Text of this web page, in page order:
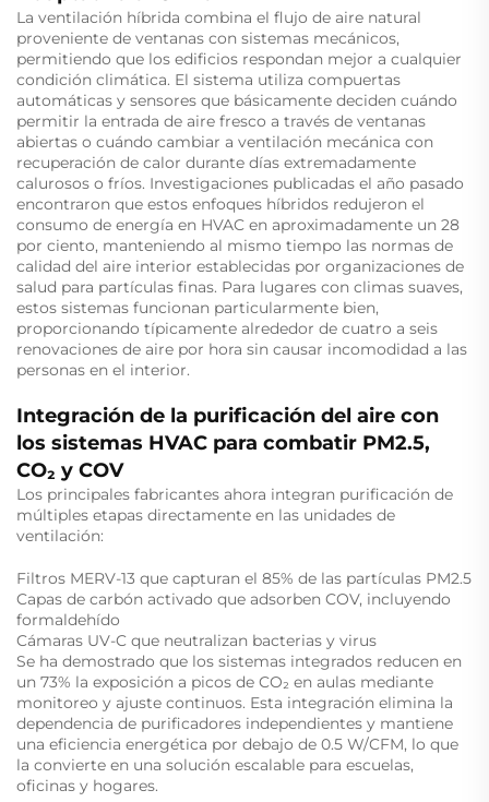
La ventilación híbrida combina el flujo de aire natural
proveniente de ventanas con sistemas mecánicos,
permitiendo que los edificios respondan mejor a cualquier
condición climática. El sistema utiliza compuertas
automáticas y sensores que básicamente deciden cuándo
permitir la entrada de aire fresco a través de ventanas
abiertas o cuándo cambiar a ventilación mecánica con
recuperación de calor durante días extremadamente
calurosos o fríos. Investigaciones publicadas el año pasado
encontraron que estos enfoques híbridos redujeron el
consumo de energía en HVAC en aproximadamente un 28
por ciento, manteniendo al mismo tiempo las normas de
calidad del aire interior establecidas por organizaciones de
salud para partículas finas. Para lugares con climas suaves,
estos sistemas funcionan particularmente bien,
proporcionando típicamente alrededor de cuatro a seis
renovaciones de aire por hora sin causar incomodidad a las
personas en el interior.
Integración de la purificación del aire con
los sistemas HVAC para combatir PM2.5,
CO₂ y COV
Los principales fabricantes ahora integran purificación de
múltiples etapas directamente en las unidades de
ventilación:
Filtros MERV-13 que capturan el 85% de las partículas PM2.5
Capas de carbón activado que adsorben COV, incluyendo
formaldehído
Cámaras UV-C que neutralizan bacterias y virus
Se ha demostrado que los sistemas integrados reducen en
un 73% la exposición a picos de CO₂ en aulas mediante
monitoreo y ajuste continuos. Esta integración elimina la
dependencia de purificadores independientes y mantiene
una eficiencia energética por debajo de 0.5 W/CFM, lo que
la convierte en una solución escalable para escuelas,
oficinas y hogares.